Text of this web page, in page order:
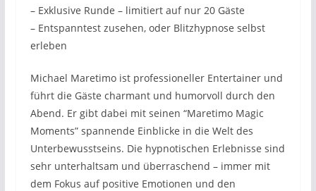
– Exklusive Runde – limitiert auf nur 20 Gäste
– Entspanntest zusehen, oder Blitzhypnose selbst
erleben
Michael Maretimo ist professioneller Entertainer und
führt die Gäste charmant und humorvoll durch den
Abend. Er gibt dabei mit seinen “Maretimo Magic
Moments” spannende Einblicke in die Welt des
Unterbewusstseins. Die hypnotischen Erlebnisse sind
sehr unterhaltsam und überraschend – immer mit
dem Fokus auf positive Emotionen und den